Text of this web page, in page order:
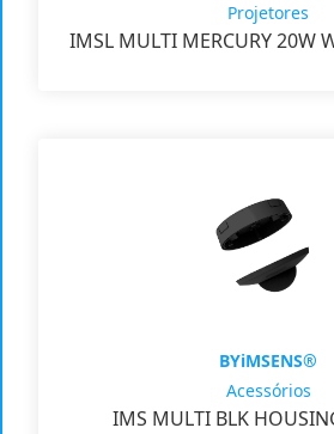
Projetores
IMSL MULTI MERCURY 20W
BYiMSENS®
Acessórios
IMS MULTI BLK